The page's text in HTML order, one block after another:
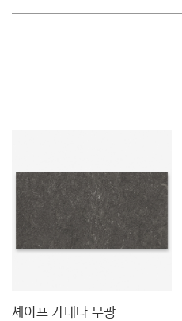
셰이프 가데나 무광